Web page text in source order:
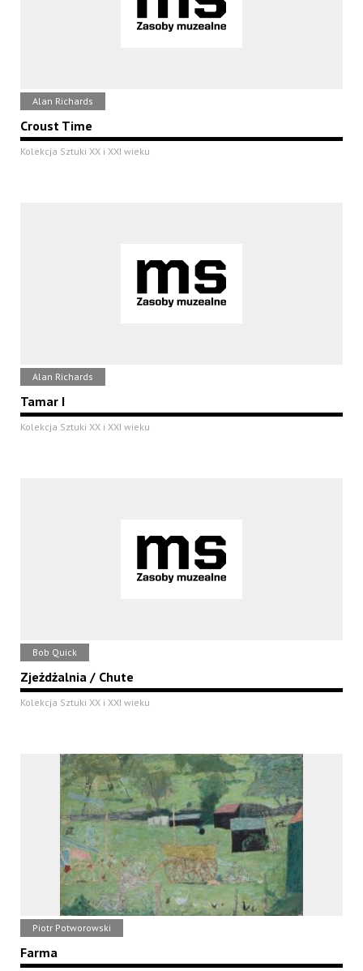
Alan Richards
Croust Time
Kolekcja Sztuki XX i XXI wieku
Alan Richards
Tamar I
Kolekcja Sztuki XX i XXI wieku
Bob Quick
Zjeżdżalnia / Chute
Kolekcja Sztuki XX i XXI wieku
Piotr Potworowski
Farma